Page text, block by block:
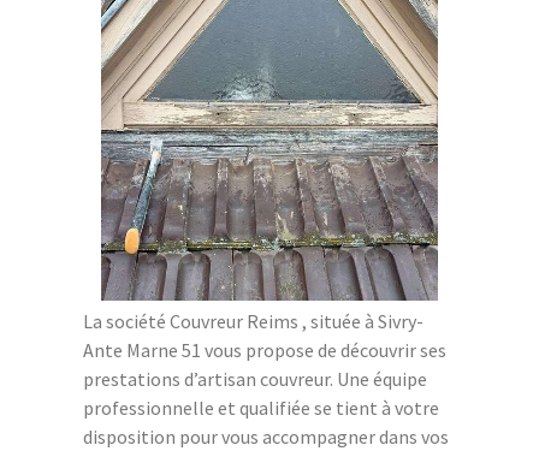
La société Couvreur Reims , située à Sivry-
Ante Marne 51 vous propose de découvrir ses
prestations d’artisan couvreur. Une équipe
professionnelle et qualifiée se tient à votre
disposition pour vous accompagner dans vos